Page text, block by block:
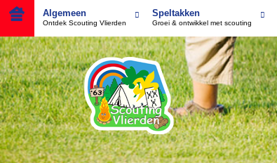
Algemeen
Ontdek Scouting Vlierden
Speltakken
Groei & ontwikkel met scouting